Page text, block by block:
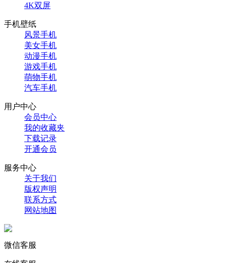
4K双屏
手机壁纸
风景手机
美女手机
动漫手机
游戏手机
萌物手机
汽车手机
用户中心
会员中心
我的收藏夹
下载记录
开通会员
服务中心
关于我们
版权声明
联系方式
网站地图
微信客服